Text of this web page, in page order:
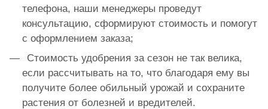
телефона, наши менеджеры проведут
консультацию, сформируют стоимость и помогут
с оформлением заказа;
Стоимость удобрения за сезон не так велика,
если рассчитывать на то, что благодаря ему вы
получите более обильный урожай и сохраните
растения от болезней и вредителей.